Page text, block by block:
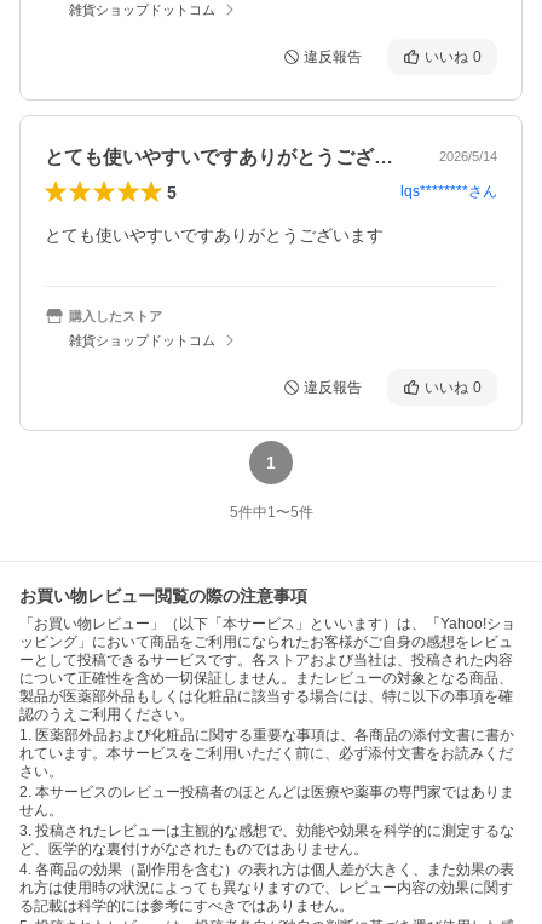
雑貨ショップドットコム
違反報告 いいね 0
とても使いやすいですありがとうございま… 2026/5/14
5 lqs********さん
とても使いやすいですありがとうございます
購入したストア
雑貨ショップドットコム
違反報告 いいね 0
1
5件中1〜5件
お買い物レビュー閲覧の際の注意事項
「お買い物レビュー」（以下「本サービス」といいます）は、「Yahoo!ショ
ッピング」において商品をご利用になられたお客様がご自身の感想をレビュ
ーとして投稿できるサービスです。各ストアおよび当社は、投稿された内容
について正確性を含め一切保証しません。またレビューの対象となる商品、
製品が医薬部外品もしくは化粧品に該当する場合には、特に以下の事項を確
認のうえご利用ください。
1. 医薬部外品および化粧品に関する重要な事項は、各商品の添付文書に書か
れています。本サービスをご利用いただく前に、必ず添付文書をお読みくだ
さい。
2. 本サービスのレビュー投稿者のほとんどは医療や薬事の専門家ではありま
せん。
3. 投稿されたレビューは主観的な感想で、効能や効果を科学的に測定するな
ど、医学的な裏付けがなされたものではありません。
4. 各商品の効果（副作用を含む）の表れ方は個人差が大きく、また効果の表
れ方は使用時の状況によっても異なりますので、レビュー内容の効果に関す
る記載は科学的には参考にすべきではありません。